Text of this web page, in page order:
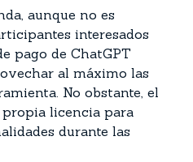
aunque no es
interesados
pago de ChatGPT
al máximo las
No obstante, el
licencia para
durante las